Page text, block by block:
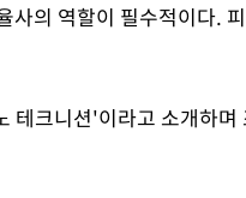
사의 역할이 필수적이다.
테크니션'이라고 소개하